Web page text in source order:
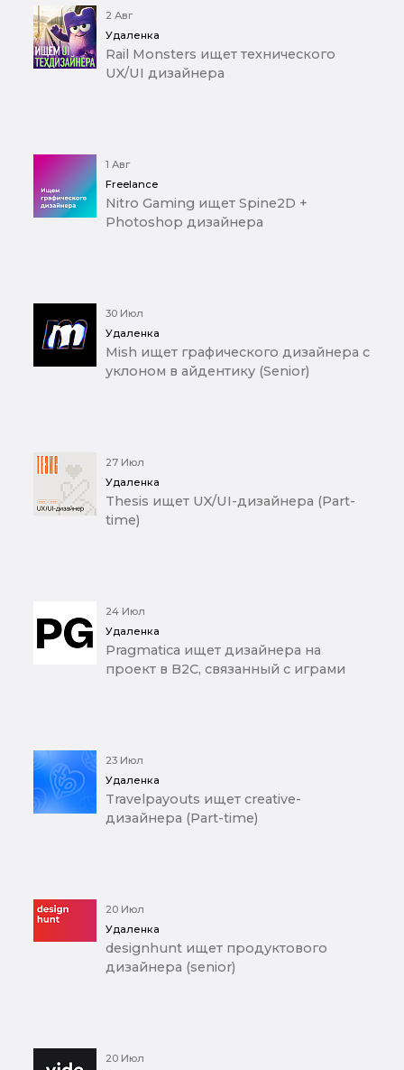
2 Авг
Удаленка
Rail Monsters ищет технического
UX/UI дизайнера
1 Авг
Freelance
Nitro Gaming ищет Spine2D +
Photoshop дизайнера
30 Июл
Удаленка
Mish ищет графического дизайнера с
уклоном в айдентику (Senior)
27 Июл
Удаленка
Thesis ищет UX/UI-дизайнера (Part-
time)
24 Июл
Удаленка
Pragmatica ищет дизайнера на
проект в B2C, связанный с играми
23 Июл
Удаленка
Travelpayouts ищет creative-
дизайнера (Part-time)
20 Июл
Удаленка
designhunt ищет продуктового
дизайнера (senior)
20 Июл